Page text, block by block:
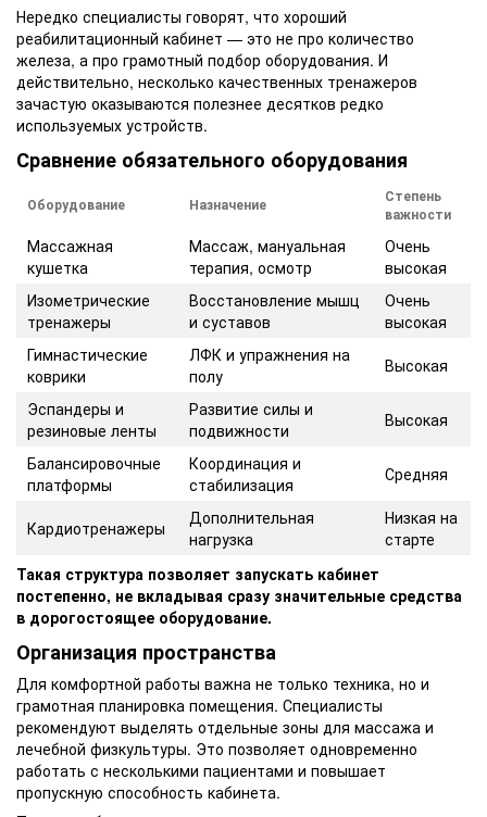
Нередко специалисты говорят, что хороший
реабилитационный кабинет — это не про количество
железа, а про грамотный подбор оборудования. И
действительно, несколько качественных тренажеров
зачастую оказываются полезнее десятков редко
используемых устройств.
Сравнение обязательного оборудования
Оборудование Назначение
Степень
важности
Массажная
кушетка
Массаж, мануальная
терапия, осмотр
Очень
высокая
Изометрические
тренажеры
Восстановление мышц
и суставов
Очень
высокая
Гимнастические
коврики
ЛФК и упражнения на
полу
Высокая
Эспандеры и
резиновые ленты
Развитие силы и
подвижности
Высокая
Балансировочные
платформы
Координация и
стабилизация
Средняя
Кардиотренажеры
Дополнительная
нагрузка
Низкая на
старте
Такая структура позволяет запускать кабинет
постепенно, не вкладывая сразу значительные средства
в дорогостоящее оборудование.
Организация пространства
Для комфортной работы важна не только техника, но и
грамотная планировка помещения. Специалисты
рекомендуют выделять отдельные зоны для массажа и
лечебной физкультуры. Это позволяет одновременно
работать с несколькими пациентами и повышает
пропускную способность кабинета.